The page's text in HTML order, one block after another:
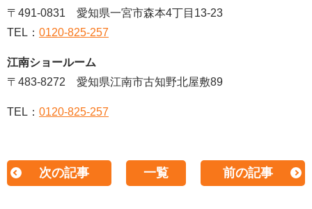
〒491-0831 愛知県一宮市森本4丁目13-23
TEL： 0120-825-257
江南ショールーム
〒483-8272 愛知県江南市古知野北屋敷89
TEL： 0120-825-257
次の記事 一覧 前の記事